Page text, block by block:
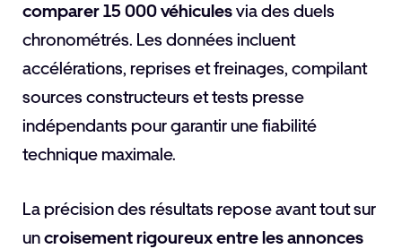
comparer 15 000 véhiculesvia des duels
chronométrés. Les données incluent
accélérations, reprises et freinages, compilant
sources constructeurs et tests presse
indépendants pour garantir une fiabilité
technique maximale.
La précision des résultats repose avant tout sur
uncroisement rigoureux entre les annonces